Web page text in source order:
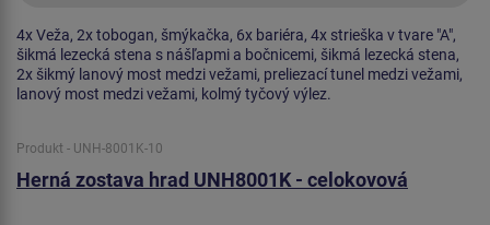
4x Veža, 2x tobogan, šmýkačka, 6x bariéra, 4x strieška v tvare "A",
šikmá lezecká stena s nášľapmi a bočnicemi, šikmá lezecká stena,
2x šikmý lanový most medzi vežami, preliezací tunel medzi vežami,
lanový most medzi vežami, kolmý tyčový výlez.
Produkt - UNH-8001K-10
Herná zostava hrad UNH8001K - celokovová